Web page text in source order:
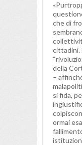
che di
cittadini.
della
–
si fida,
ormai